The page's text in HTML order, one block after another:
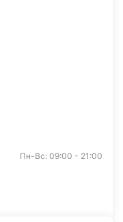
Пн-Вс: 09:00 - 21:00